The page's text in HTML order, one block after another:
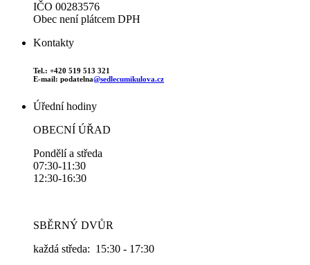
IČO 00283576
Obec není plátcem DPH
Kontakty
Tel.: +420 519 513 321
E-mail: podatelna@sedlecumikulova.cz
Úřední hodiny
OBECNÍ ÚŘAD
Pondělí a středa
07:30-11:30
12:30-16:30
SBĚRNÝ DVŮR
každá středa: 15:30 - 17:30